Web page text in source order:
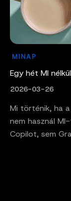
MINAP
Egy hét MI
2026-03-26
Mi történik, ha
nem használ
Copilot, sem